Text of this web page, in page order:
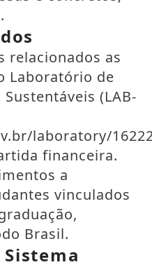
relacionados as
Laboratório de
(LAB-
laboratory/
financeira.
a
vinculados
Brasil.